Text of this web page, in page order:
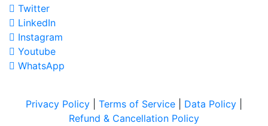
Twitter
LinkedIn
Instagram
Youtube
WhatsApp
Privacy Policy Terms of Service Data Policy
Refund & Cancellation Policy